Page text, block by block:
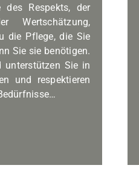
des Respekts, der
Wertschätzung,
die Pflege, die Sie
Sie sie benötigen.
unterstützen Sie in
und respektieren